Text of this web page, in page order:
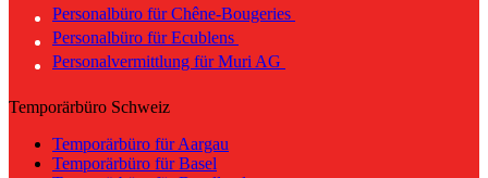
Personalbüro für Chêne-Bougeries
Personalbüro für Ecublens
Personalvermittlung für Muri AG
Temporärbüro Schweiz
Temporärbüro für Aargau
Temporärbüro für Basel